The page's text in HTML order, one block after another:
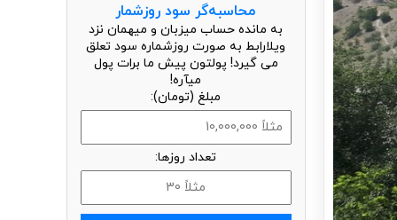
محاسبه‌گر سود روزشمار
به مانده حساب میزبان و میهمان نزد
ویلارابط به صورت روزشماره سود تعلق
می گیرد! پولتون پیش ما برات پول
میآره!
مبلغ (تومان):
تعداد روزها: